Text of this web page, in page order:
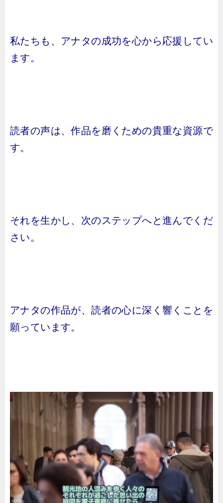
私たちも、アナタの成功を心から応援してい
ます。
読者の声は、作品を磨くための貴重な資源で
す。
それを生かし、次のステップへと進んでくだ
さい。
アナタの作品が、読者の心に深く響くことを
願っています。